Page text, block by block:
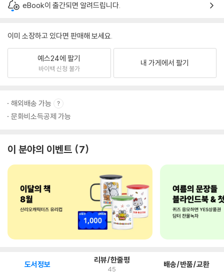
eBook이 출간되면 알려드립니다.
이미 소장하고 있다면 판매해 보세요.
예스24에 팔기
바이백 신청 불가
내 가게에서 팔기
해외배송 가능
문화비소득공제 가능
이 분야의 이벤트 7
도서정보 리뷰/한줄평
45 배송/반품/교환